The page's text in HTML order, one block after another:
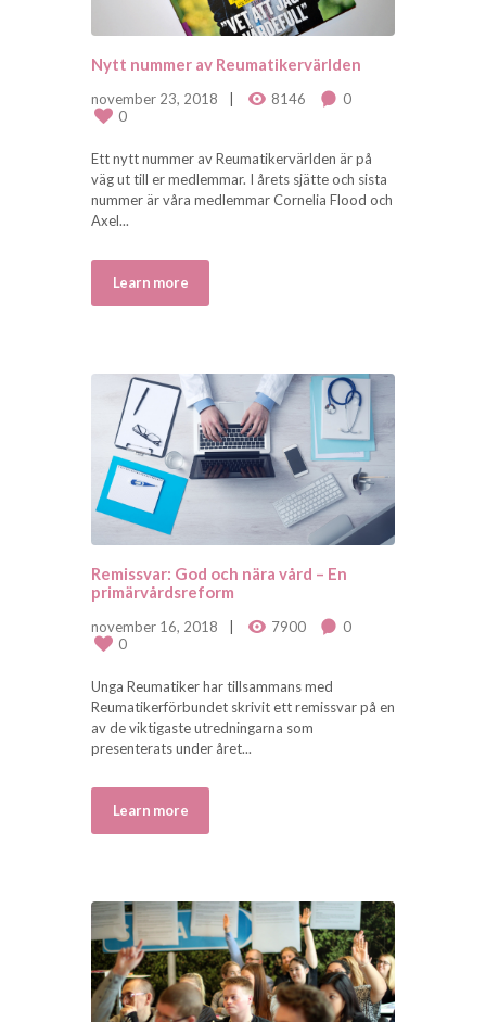
Nytt nummer av Reumatikervärlden
november 23, 2018 8146
0
0
Ett nytt nummer av Reumatikervärlden är på
väg ut till er medlemmar. I årets sjätte och sista
nummer är våra medlemmar Cornelia Flood och
Axel...
Learn more
Remissvar: God och nära vård – En
primärvårdsreform
november 16, 2018 7900
0
0
Unga Reumatiker har tillsammans med
Reumatikerförbundet skrivit ett remissvar på en
av de viktigaste utredningarna som
presenterats under året...
Learn more